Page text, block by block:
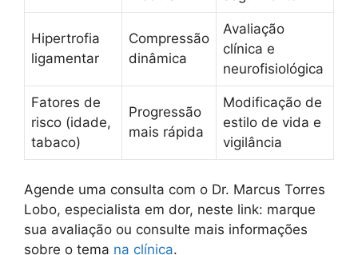
Hipertrofia
ligamentar
Compressão
dinâmica
Avaliação
clínica e
neurofisiológica
Fatores de
risco (idade,
tabaco)
Progressão
mais rápida
Modificação de
estilo de vida e
vigilância
Agende uma consulta com o Dr. Marcus Torres
Lobo, especialista em dor, neste link: marque
sua avaliação ou consulte mais informações
sobre o tema na clínica.